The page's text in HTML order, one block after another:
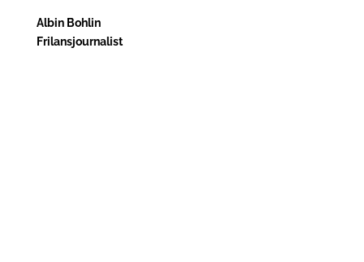
Albin Bohlin
Frilansjournalist